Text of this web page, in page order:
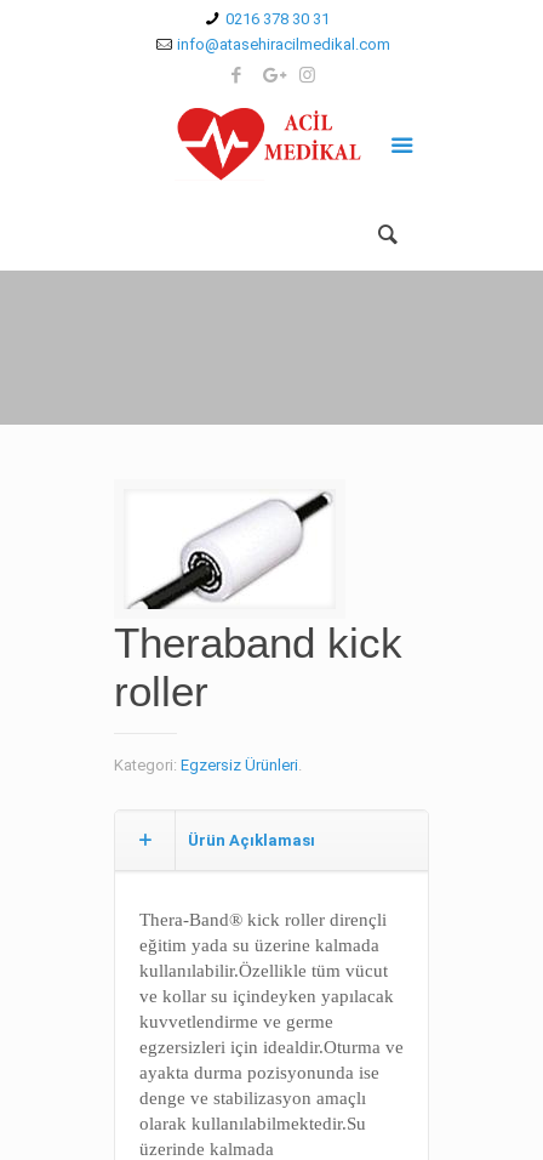
0216 378 30 31
info@atasehiracilmedikal.com
Theraband kick
roller
Kategori: Egzersiz Ürünleri.
Ürün Açıklaması
Thera-Band® kick roller dirençli
eğitim yada su üzerine kalmada
kullanılabilir.Özellikle tüm vücut
ve kollar su içindeyken yapılacak
kuvvetlendirme ve germe
egzersizleri için idealdir.Oturma ve
ayakta durma pozisyonunda ise
denge ve stabilizasyon amaçlı
olarak kullanılabilmektedir.Su
üzerinde kalmada